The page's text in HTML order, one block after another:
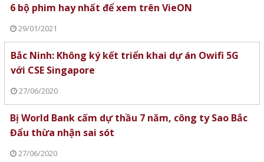
6 bộ phim hay nhất để xem trên VieON
29/01/2021
Bắc Ninh: Không ký kết triển khai dự án Owifi 5G
với CSE Singapore
27/06/2020
Bị World Bank cấm dự thầu 7 năm, công ty Sao Bắc
Đẩu thừa nhận sai sót
27/06/2020